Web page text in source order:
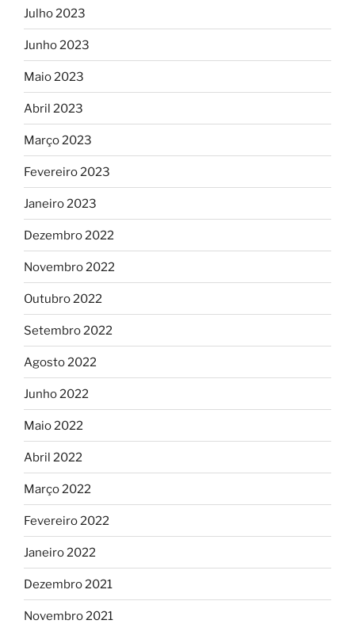
Julho 2023
Junho 2023
Maio 2023
Abril 2023
Março 2023
Fevereiro 2023
Janeiro 2023
Dezembro 2022
Novembro 2022
Outubro 2022
Setembro 2022
Agosto 2022
Junho 2022
Maio 2022
Abril 2022
Março 2022
Fevereiro 2022
Janeiro 2022
Dezembro 2021
Novembro 2021